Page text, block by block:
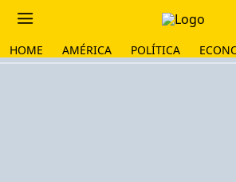
HOME AMÉRICA POLÍTICA